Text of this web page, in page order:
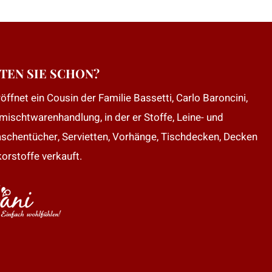
SIE SCHON?
ein Cousin der Familie Bassetti, Carlo Baroncini,
in der er Stoffe, Leine- und
Servietten, Vorhänge, Tischdecken, Decken
verkauft.